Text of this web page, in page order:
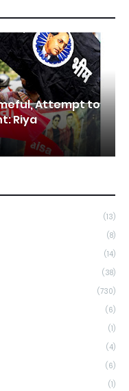
Attempt to
Riya
(13)
(8)
(14)
(38)
(730)
(6)
(1)
(4)
(6)
(1)